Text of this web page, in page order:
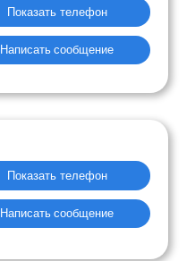
Показать телефон
Написать сообщение
Показать телефон
Написать сообщение